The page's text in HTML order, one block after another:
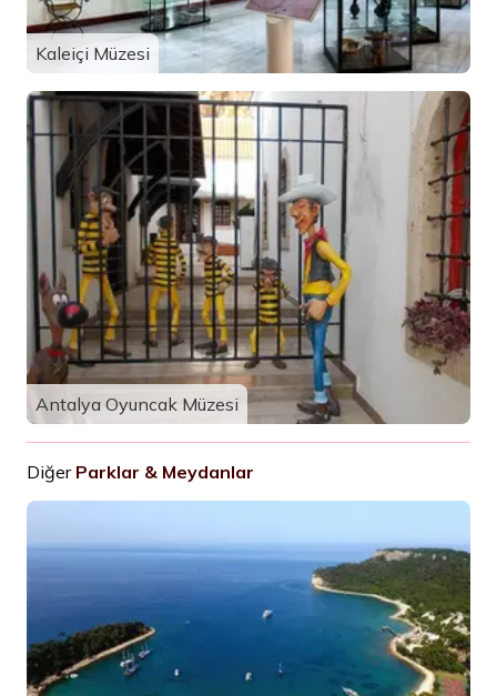
Kaleiçi Müzesi
Antalya Oyuncak Müzesi
Diğer Parklar & Meydanlar